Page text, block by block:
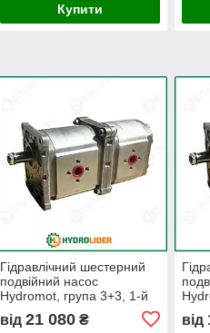
Купити
Гідравлічний шестерний
подвійний насос
Hydromot, група 3+3, 1-й
ступеня з 50 куб. см / об,
поворот вправо
від 21 080₴ від